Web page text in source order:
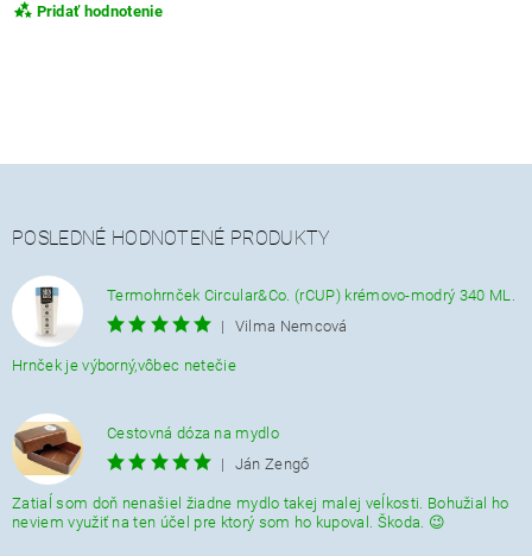
Pridať hodnotenie
POSLEDNÉ HODNOTENÉ PRODUKTY
Termohrnček Circular&Co. (rCUP) krémovo-modrý 340 ML.
|
Vilma Nemcová
Hrnček je výborný,vôbec netečie
Cestovná dóza na mydlo
|
Ján Zengő
Zatiaĺ som doň nenašiel žiadne mydlo takej malej veĺkosti. Bohužial ho
neviem využiť na ten účel pre ktorý som ho kupoval. Škoda. 😉